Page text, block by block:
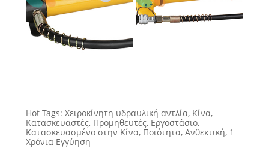
Hot Tags: Χειροκίνητη υδραυλική αντλία, Κίνα,
Κατασκευαστές, Προμηθευτές, Εργοστάσιο,
Κατασκευασμένο στην Κίνα, Ποιότητα, Ανθεκτική, 1
Χρόνια Εγγύηση